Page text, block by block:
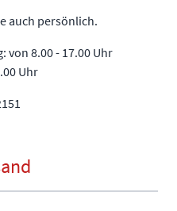
auch persönlich.
von 8.00 - 17.00 Uhr
Uhr